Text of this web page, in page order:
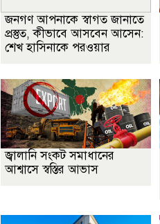
জনগণ আপনাকে স্বাগত জানাতে
প্রস্তুত, কীভাবে আসবেন আসেন:
শেখ হাসিনাকে পরওয়ার
জ্বালানি সংকট সমাধানের
আশ্বাসে স্বস্তির আভাস